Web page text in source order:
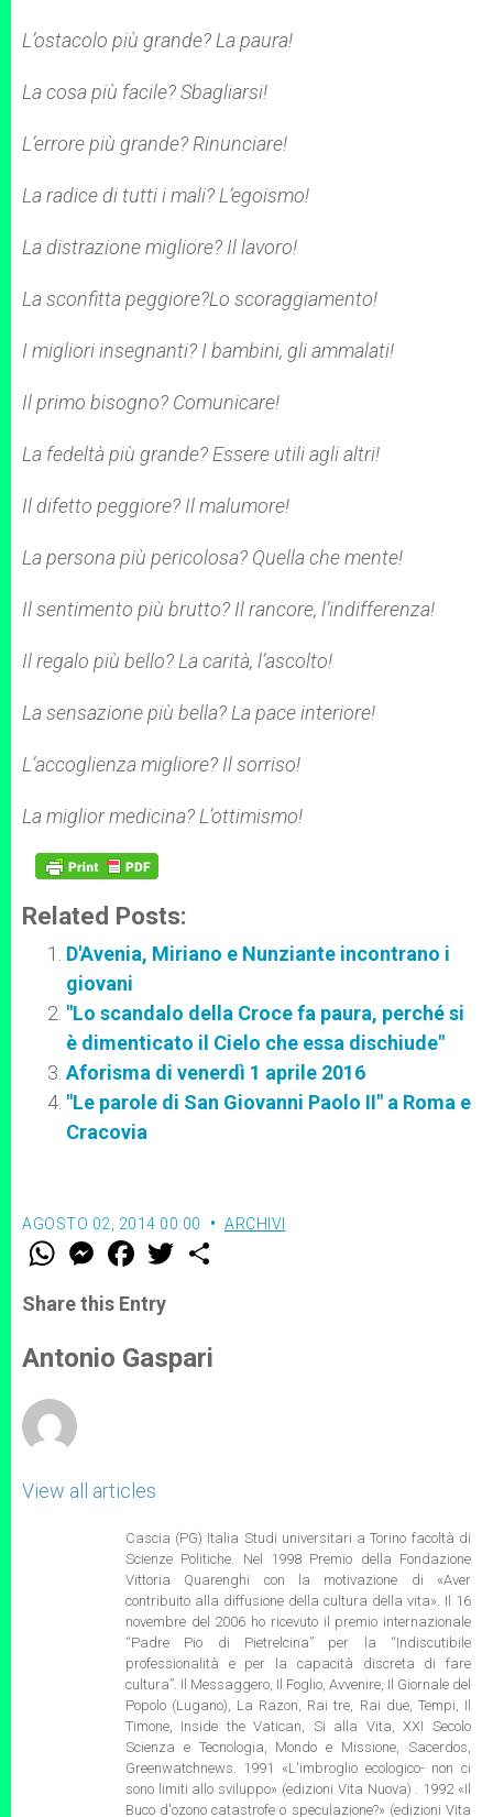
L’ostacolo più grande? La paura!
La cosa più facile? Sbagliarsi!
L’errore più grande? Rinunciare!
La radice di tutti i mali? L’egoismo!
La distrazione migliore? Il lavoro!
La sconfitta peggiore?Lo scoraggiamento!
I migliori insegnanti? I bambini, gli ammalati!
Il primo bisogno? Comunicare!
La fedeltà più grande? Essere utili agli altri!
Il difetto peggiore? Il malumore!
La persona più pericolosa? Quella che mente!
Il sentimento più brutto? Il rancore, l’indifferenza!
Il regalo più bello? La carità, l’ascolto!
La sensazione più bella? La pace interiore!
L’accoglienza migliore? Il sorriso!
La miglior medicina? L’ottimismo!
Related Posts:
D'Avenia, Miriano e Nunziante incontrano i
giovani
"Lo scandalo della Croce fa paura, perché si
è dimenticato il Cielo che essa dischiude"
Aforisma di venerdì 1 aprile 2016
"Le parole di San Giovanni Paolo II" a Roma e
Cracovia
AGOSTO 02, 2014 00:00 ARCHIVI
W
t
s
p
p
M
e
s
e
g
e
F
a
e
b
o
k
w
r
Share this Entry
Antonio Gaspari
View all articles
Cascia (PG) Italia Studi universitari a Torino facoltà di
Scienze Politiche. Nel 1998 Premio della Fondazione
Vittoria Quarenghi con la motivazione di «Aver
contribuito alla diffusione della cultura della vita». Il 16
novembre del 2006 ho ricevuto il premio internazionale
“Padre Pio di Pietrelcina” per la “Indiscutibile
professionalità e per la capacità discreta di fare
cultura”. Il Messaggero, Il Foglio, Avvenire, Il Giornale del
Popolo (Lugano), La Razon, Rai tre, Rai due, Tempi, Il
Timone, Inside the Vatican, Si alla Vita, XXI Secolo
Scienza e Tecnologia, Mondo e Missione, Sacerdos,
Greenwatchnews. 1991 «L'imbroglio ecologico- non ci
sono limiti allo sviluppo» (edizioni Vita Nuova) . 1992 «Il
Buco d'ozono catastrofe o speculazione?» (edizioni Vita